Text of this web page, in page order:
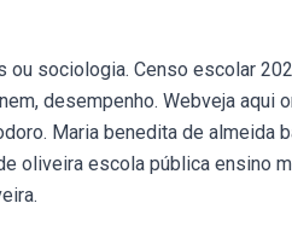
ou sociologia. Censo escolar
desempenho. Webveja
Maria benedita de almeida
oliveira escola pública ensino